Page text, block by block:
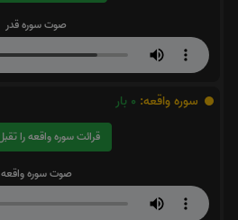
صوت سوره قدر
سوره واقعه: 0 بار
قرائت سوره واقعه را تقبل میکنم
صوت سوره واقعه